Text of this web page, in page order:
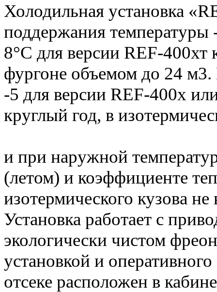
Холодильная установка
поддержания температуры
8°C для версии REF-400хт
фургоне объемом до 24
-5 для версии REF-400х
круглый год, в
и при наружной
(летом) и коэффициенте
изотермического кузова
Установка работает с
экологически чистом
установкой и
отсеке расположен в